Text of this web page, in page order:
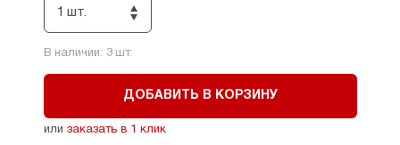
Страна производитель: Иерусалим, Израиль.
1 шт.
В наличии: 3шт.
ДОБАВИТЬ В КОРЗИНУ
или заказать в 1 клик